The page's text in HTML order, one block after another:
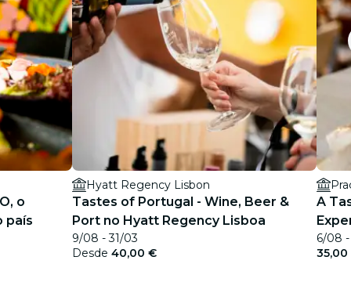
o
país
Hyatt Regency Lisbon
Tastes of Portugal - Wine, Beer &
Port no Hyatt Regency Lisboa
9/08 - 31/03
Desde 40,00 €
A
6/08 -